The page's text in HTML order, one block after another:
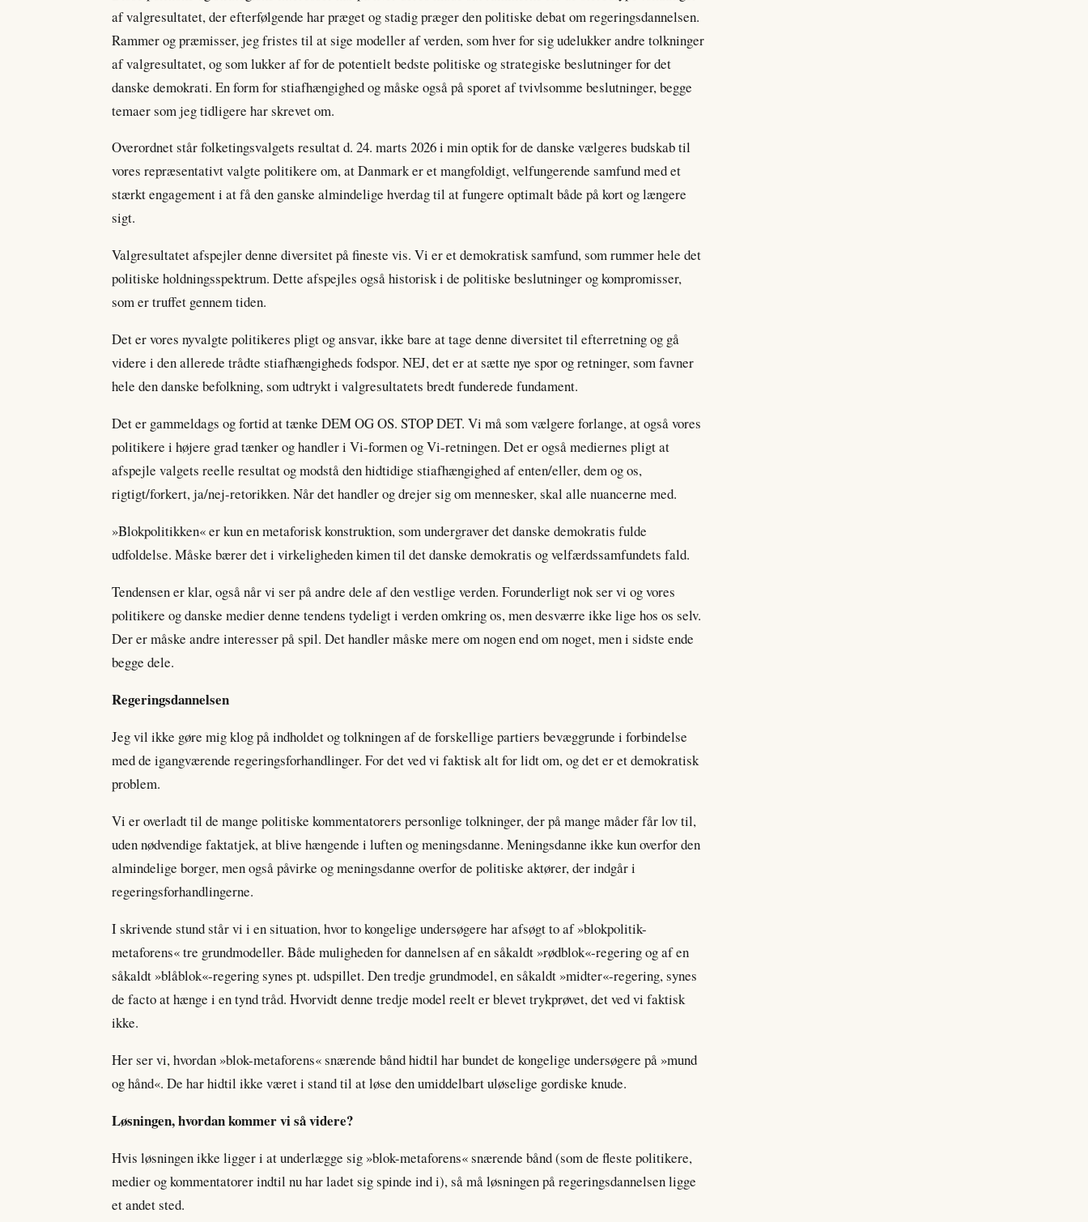
af valgresultatet, der efterfølgende har præget og stadig præger den politiske debat om regeringsdannelsen.
Rammer og præmisser, jeg fristes til at sige modeller af verden, som hver for sig udelukker andre tolkninger
af valgresultatet, og som lukker af for de potentielt bedste politiske og strategiske beslutninger for det
danske demokrati. En form for stiafhængighed og måske også på sporet af tvivlsomme beslutninger, begge
temaer som jeg tidligere har skrevet om.
Overordnet står folketingsvalgets resultat d. 24. marts 2026 i min optik for de danske vælgeres budskab til
vores repræsentativt valgte politikere om, at Danmark er et mangfoldigt, velfungerende samfund med et
stærkt engagement i at få den ganske almindelige hverdag til at fungere optimalt både på kort og længere
sigt.
Valgresultatet afspejler denne diversitet på fineste vis. Vi er et demokratisk samfund, som rummer hele det
politiske holdningsspektrum. Dette afspejles også historisk i de politiske beslutninger og kompromisser,
som er truffet gennem tiden.
Det er vores nyvalgte politikeres pligt og ansvar, ikke bare at tage denne diversitet til efterretning og gå
videre i den allerede trådte stiafhængigheds fodspor. NEJ, det er at sætte nye spor og retninger, som favner
hele den danske befolkning, som udtrykt i valgresultatets bredt funderede fundament.
Det er gammeldags og fortid at tænke DEM OG OS. STOP DET. Vi må som vælgere forlange, at også vores
politikere i højere grad tænker og handler i Vi-formen og Vi-retningen. Det er også mediernes pligt at
afspejle valgets reelle resultat og modstå den hidtidige stiafhængighed af enten/eller, dem og os,
rigtigt/forkert, ja/nej-retorikken. Når det handler og drejer sig om mennesker, skal alle nuancerne med.
»Blokpolitikken« er kun en metaforisk konstruktion, som undergraver det danske demokratis fulde
udfoldelse. Måske bærer det i virkeligheden kimen til det danske demokratis og velfærdssamfundets fald.
Tendensen er klar, også når vi ser på andre dele af den vestlige verden. Forunderligt nok ser vi og vores
politikere og danske medier denne tendens tydeligt i verden omkring os, men desværre ikke lige hos os selv.
Der er måske andre interesser på spil. Det handler måske mere om nogen end om noget, men i sidste ende
begge dele.
Regeringsdannelsen
Jeg vil ikke gøre mig klog på indholdet og tolkningen af de forskellige partiers bevæggrunde i forbindelse
med de igangværende regeringsforhandlinger. For det ved vi faktisk alt for lidt om, og det er et demokratisk
problem.
Vi er overladt til de mange politiske kommentatorers personlige tolkninger, der på mange måder får lov til,
uden nødvendige faktatjek, at blive hængende i luften og meningsdanne. Meningsdanne ikke kun overfor den
almindelige borger, men også påvirke og meningsdanne overfor de politiske aktører, der indgår i
regeringsforhandlingerne.
I skrivende stund står vi i en situation, hvor to kongelige undersøgere har afsøgt to af »blokpolitik-
metaforens« tre grundmodeller. Både muligheden for dannelsen af en såkaldt »rødblok«-regering og af en
såkaldt »blåblok«-regering synes pt. udspillet. Den tredje grundmodel, en såkaldt »midter«-regering, synes
de facto at hænge i en tynd tråd. Hvorvidt denne tredje model reelt er blevet trykprøvet, det ved vi faktisk
ikke.
Her ser vi, hvordan »blok-metaforens« snærende bånd hidtil har bundet de kongelige undersøgere på »mund
og hånd«. De har hidtil ikke været i stand til at løse den umiddelbart uløselige gordiske knude.
Løsningen, hvordan kommer vi så videre?
Hvis løsningen ikke ligger i at underlægge sig »blok-metaforens« snærende bånd (som de fleste politikere,
medier og kommentatorer indtil nu har ladet sig spinde ind i), så må løsningen på regeringsdannelsen ligge
et andet sted.